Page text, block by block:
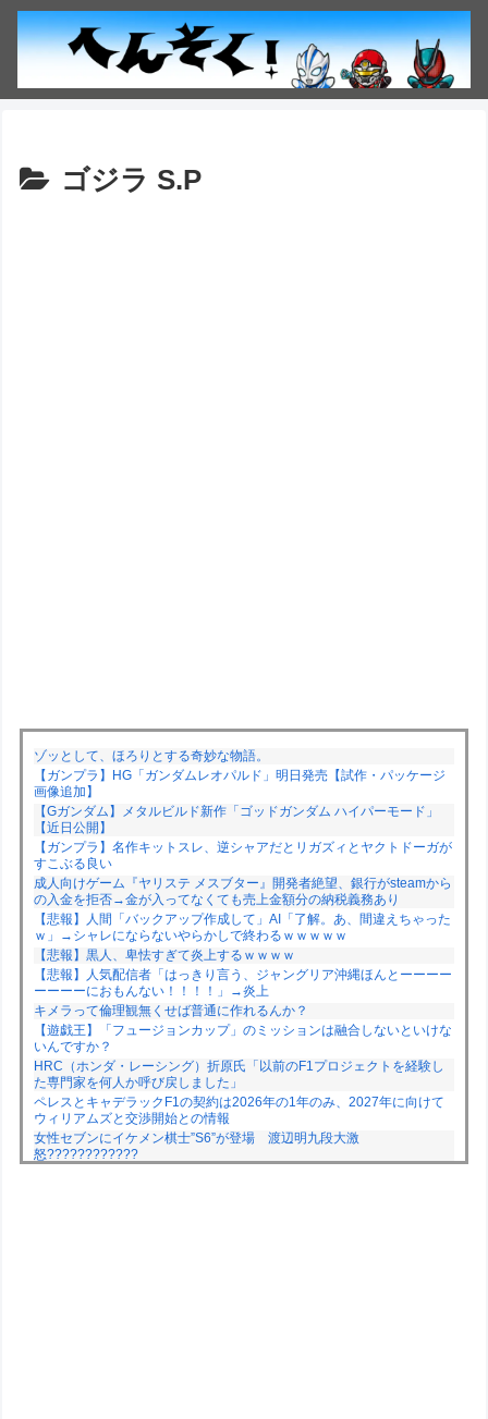
ゴジラ S.P
ゾッとして、ほろりとする奇妙な物語。
【ガンプラ】HG「ガンダムレオパルド」明日発売【試作・パッケージ
画像追加】
【Gガンダム】メタルビルド新作「ゴッドガンダム ハイパーモード」
【近日公開】
【ガンプラ】名作キットスレ、逆シャアだとリガズィとヤクトドーガが
すこぶる良い
成人向けゲーム『ヤリステ メスブター』開発者絶望、銀行がsteamから
の入金を拒否→金が入ってなくても売上金額分の納税義務あり
【悲報】人間「バックアップ作成して」AI「了解。あ、間違えちゃった
ｗ」→シャレにならないやらかしで終わるｗｗｗｗｗ
【悲報】黒人、卑怯すぎて炎上するｗｗｗｗ
【悲報】人気配信者「はっきり言う、ジャングリア沖縄ほんとーーーー
ーーーーにおもんない！！！！」→炎上
キメラって倫理観無くせば普通に作れるんか？
【遊戯王】「フュージョンカップ」のミッションは融合しないといけな
いんですか？
HRC（ホンダ・レーシング）折原氏「以前のF1プロジェクトを経験し
た専門家を何人か呼び戻しました」
ペレスとキャデラックF1の契約は2026年の1年のみ、2027年に向けて
ウィリアムズと交渉開始との情報
女性セブンにイケメン棋士”S6”が登場 渡辺明九段大激
怒????????????